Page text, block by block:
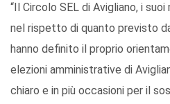
“Il Circolo SEL di Avigliano, i
nel rispetto di quanto previsto
hanno definito il proprio
elezioni amministrative di
chiaro e in più occasioni per il